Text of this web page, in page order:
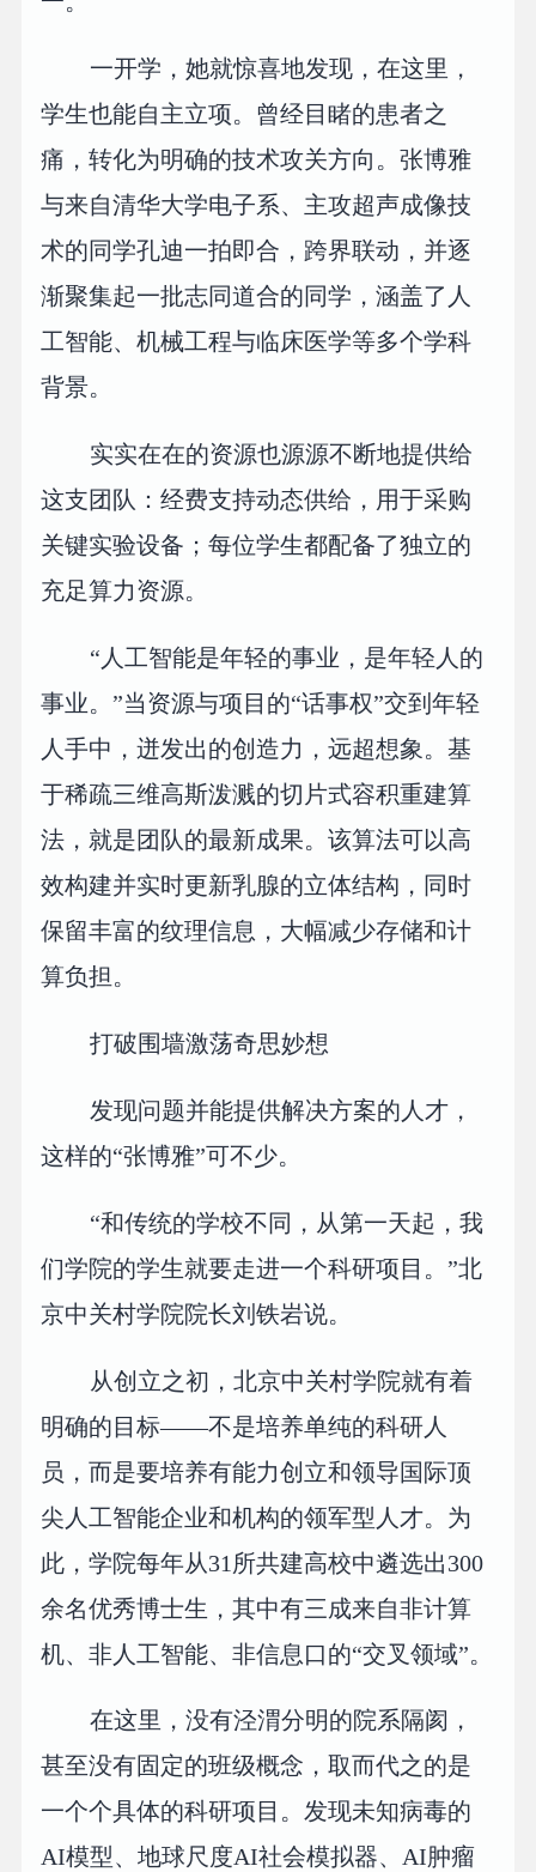
一开学，她就惊喜地发现，在这里，
学生也能自主立项。曾经目睹的患者之
痛，转化为明确的技术攻关方向。张博雅
与来自清华大学电子系、主攻超声成像技
术的同学孔迪一拍即合，跨界联动，并逐
渐聚集起一批志同道合的同学，涵盖了人
工智能、机械工程与临床医学等多个学科
背景。
实实在在的资源也源源不断地提供给
这支团队：经费支持动态供给，用于采购
关键实验设备；每位学生都配备了独立的
充足算力资源。
“人工智能是年轻的事业，是年轻人的
事业。”当资源与项目的“话事权”交到年轻
人手中，迸发出的创造力，远超想象。基
于稀疏三维高斯泼溅的切片式容积重建算
法，就是团队的最新成果。该算法可以高
效构建并实时更新乳腺的立体结构，同时
保留丰富的纹理信息，大幅减少存储和计
算负担。
打破围墙激荡奇思妙想
发现问题并能提供解决方案的人才，
这样的“张博雅”可不少。
“和传统的学校不同，从第一天起，我
们学院的学生就要走进一个科研项目。”北
京中关村学院院长刘铁岩说。
从创立之初，北京中关村学院就有着
明确的目标——不是培养单纯的科研人
员，而是要培养有能力创立和领导国际顶
尖人工智能企业和机构的领军型人才。为
此，学院每年从31所共建高校中遴选出300
余名优秀博士生，其中有三成来自非计算
机、非人工智能、非信息口的“交叉领域”。
在这里，没有泾渭分明的院系隔阂，
甚至没有固定的班级概念，取而代之的是
一个个具体的科研项目。发现未知病毒的
AI模型、地球尺度AI社会模拟器、AI肿瘤